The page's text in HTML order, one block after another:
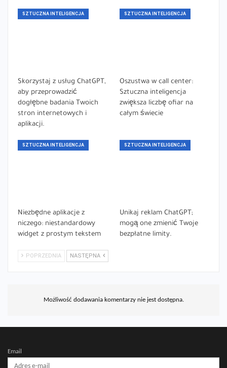
SZTUCZNA INTELIGENCJA
Skorzystaj z usług ChatGPT,
aby przeprowadzić
dogłębne badania Twoich
stron internetowych i
aplikacji.
SZTUCZNA INTELIGENCJA
Oszustwa w call center:
Sztuczna inteligencja
zwiększa liczbę ofiar na
całym świecie
SZTUCZNA INTELIGENCJA
Niezbędne aplikacje z
niczego: niestandardowy
widget z prostym tekstem
SZTUCZNA INTELIGENCJA
Unikaj reklam ChatGPT;
mogą one zmienić Twoje
bezpłatne limity.
POPRZEDNIA NASTĘPNA
Możliwość dodawania komentarzy nie jest dostępna.
Email